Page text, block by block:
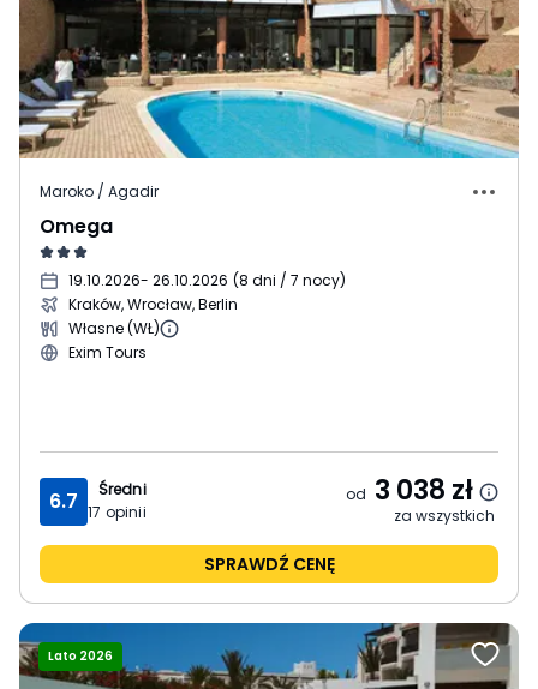
Maroko / Agadir
Omega
19.10.2026- 26.10.2026 (8 dni / 7 nocy)
Kraków, Wrocław, Berlin
Własne (WŁ)
Exim Tours
6.7
Średni
17 opinii
od 3 038 zł
za wszystkich
SPRAWDŹ CENĘ
Lato 2026